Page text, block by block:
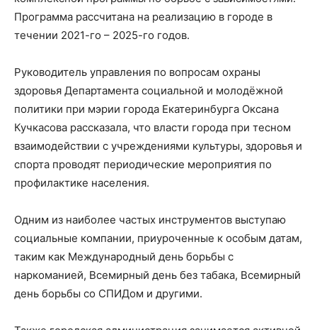
Программа рассчитана на реализацию в городе в
течении 2021-го – 2025-го годов.
Руководитель управления по вопросам охраны
здоровья Департамента социальной и молодёжной
политики при мэрии города Екатеринбурга Оксана
Кучкасова рассказала, что власти города при тесном
взаимодействии с учреждениями культуры, здоровья и
спорта проводят периодические мероприятия по
профилактике населения.
Одним из наиболее частых инструментов выступаю
социальные компании, приуроченные к особым датам,
таким как Международный день борьбы с
наркоманией, Всемирный день без табака, Всемирный
день борьбы со СПИДом и другими.